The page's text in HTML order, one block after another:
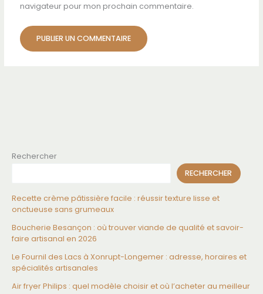
navigateur pour mon prochain commentaire.
Rechercher
RECHERCHER
Recette crème pâtissière facile : réussir texture lisse et
onctueuse sans grumeaux
Boucherie Besançon : où trouver viande de qualité et savoir-
faire artisanal en 2026
Le Fournil des Lacs à Xonrupt-Longemer : adresse, horaires et
spécialités artisanales
Air fryer Philips : quel modèle choisir et où l’acheter au meilleur